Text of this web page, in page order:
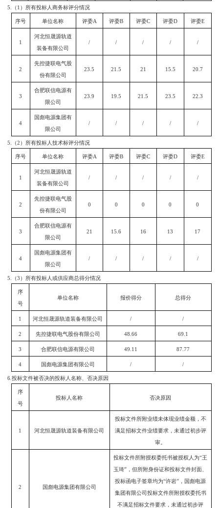
5. （ 1 ）所有投标人商务标评分情况
序号 单位名称 评委A 评委B 评委C 评委D 评委E
1
河北恒晟源轨道
装备有限公司
/ / / / /
2
先控捷联电气股
份有限公司
23.5 21.5 21 15.5 20.7
3
合肥联信电源有
限公司
23.9 19.5 21.5 23.5 22.3
4
国彪电源集团有
限公司
/ / / / /
5. （2 ）所有投标人技术标评分情况
序号 单位名称 评委A 评委B 评委C 评委D 评委E
1
河北恒晟源轨道
装备有限公司
/ / / / /
2
先控捷联电气股
份有限公司
0 0 0 0 0
3
合肥联信电源有
限公司
21 15.6 16 13 17
4
国彪电源集团有
限公司
/ / / / /
5. （3 ）所有投标人或供应商总得分情况
序
号
单位名称 报价得分 总得分
1 河北恒晟源轨道装备有限公司 / /
2 先控捷联电气股份有限公司 48.66 69.1
3 合肥联信电源有限公司 49.11 87.77
4 国彪电源集团有限公司 / /
6. 投标文件被否决的投标人名称、否决原因
序
号
投标人名称 否决原因
1 河北恒晟源轨道装备有限公司
投标文件所附业绩未体现业绩金额，不
满足招标文件业绩要求，未通过初步评
审。
2 国彪电源集团有限公司
投标文件所附授权委托书被授权人为“王
玉琦” ，但所附身份证和投标文件封面、
投标函电子签章均为“许岩” ，国彪电源
集团有限公司投标文件所附授权委托书
不满足招标文件要求，未通过初步评